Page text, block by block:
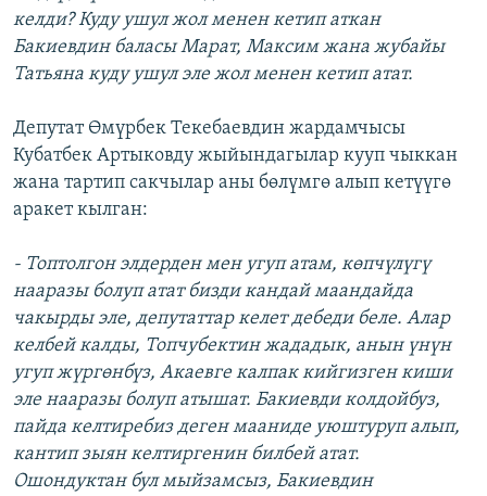
келди? Куду ушул жол менен кетип аткан
Бакиевдин баласы Марат, Максим жана жубайы
Татьяна куду ушул эле жол менен кетип атат.
Депутат Өмүрбек Текебаевдин жардамчысы
Кубатбек Артыковду жыйындагылар кууп чыккан
жана тартип сакчылар аны бөлүмгө алып кетүүгө
аракет кылган:
- Топтолгон элдерден мен угуп атам, көпчүлүгү
нааразы болуп атат бизди кандай маандайда
чакырды эле, депутаттар келет дебеди беле. Алар
келбей калды, Топчубектин жададык, анын үнүн
угуп жүргөнбүз, Акаевге калпак кийгизген киши
эле нааразы болуп атышат. Бакиевди колдойбуз,
пайда келтиребиз деген мааниде уюштуруп алып,
кантип зыян келтиргенин билбей атат.
Ошондуктан бул мыйзамсыз, Бакиевдин